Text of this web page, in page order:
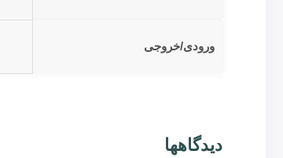
ورودی/خروجی
دیدگاهها